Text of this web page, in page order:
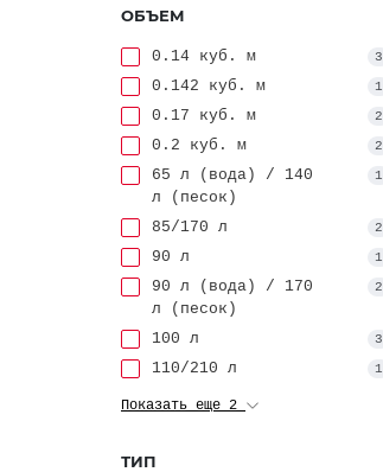
ОБЪЕМ
0.14 куб. м 3
0.142 куб. м 1
0.17 куб. м 2
0.2 куб. м 2
65 л (вода) / 140
л (песок)
1
85/170 л 2
90 л 1
90 л (вода) / 170
л (песок)
2
100 л 3
110/210 л 1
Показать еще 2
ТИП